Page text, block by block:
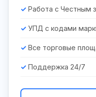
Работа с Честным
УПД с кодами
Все торговые
Поддержка 24/7